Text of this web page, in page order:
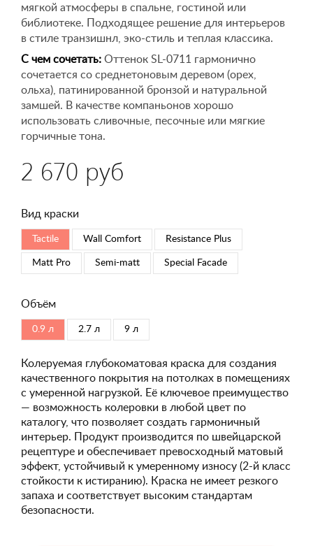
мягкой атмосферы в спальне, гостиной или
библиотеке. Подходящее решение для интерьеров
в стиле транзишнл, эко-стиль и теплая классика.
С чем сочетать: Оттенок SL-0711 гармонично
сочетается со среднетоновым деревом (орех,
ольха), патинированной бронзой и натуральной
замшей. В качестве компаньонов хорошо
использовать сливочные, песочные или мягкие
горчичные тона.
2 670 руб
Вид краски
Tactile Wall Comfort Resistance Plus
Matt Pro Semi-matt Special Faсade
Объём
0.9 л 2.7 л 9 л
Колеруемая глубокоматовая краска для создания
качественного покрытия на потолках в помещениях
с умеренной нагрузкой. Её ключевое преимущество
— возможность колеровки в любой цвет по
каталогу, что позволяет создать гармоничный
интерьер. Продукт производится по швейцарской
рецептуре и обеспечивает превосходный матовый
эффект, устойчивый к умеренному износу (2-й класс
стойкости к истиранию). Краска не имеет резкого
запаха и соответствует высоким стандартам
безопасности.